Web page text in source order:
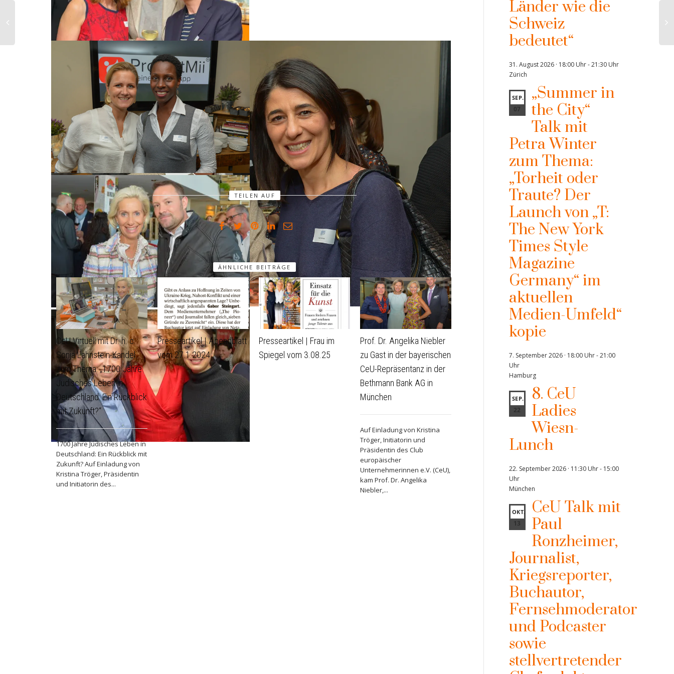
TEILEN AUF
ÄHNLICHE BEITRÄGE
CeU Virtuell mit Dr. h. c.
Sonja Lahnstein-Kandel
zum Thema: „1700 Jahre
Jüdisches Leben in
Deutschland: Ein Rückblick
mit Zukunft?“
1700 Jahre Jüdisches Leben in
Deutschland: Ein Rückblick mit
Zukunft? Auf Einladung von
Kristina Tröger, Präsidentin
und Initiatorin des...
Presseartikel | Abendblatt
vom 27.1.2024
Presseartikel | Frau im
Spiegel vom 3.08.25
Prof. Dr. Angelika Niebler
zu Gast in der bayerischen
CeU-Repräsentanz in der
Bethmann Bank AG in
München
Auf Einladung von Kristina
Tröger, Initiatorin und
Präsidentin des Club
europäischer
Unternehmerinnen e.V. (CeU),
kam Prof. Dr. Angelika
Niebler,...
Carsten Maschmeyer,
Finanzunternehmer,
Investor, Autor,
bekannter Juror aus der
„Höhle der Löwen“ beim
CeU-One-on-one zum
Thema „Welcher Weg
führt einen Unternehmer in
eine erfolgreiche Zukunft“.
Präsidentin und Initiatorin
des Club europäischer
Unternehmerinnen e.V. (CeU),
Kristina Tröger, kam Carsten
Finanzunternehmer,
SONNTAG vom 2.12.23
Länder wie die
Schweiz
bedeutet“
31. August 2026 · 18:00 Uhr-21:30 Uhr
Zürich
SEP.
07
„Summer in
the City“
Talk mit
Petra Winter
zum Thema:
„Torheit oder
Traute? Der
Launch von „T:
The New York
Times Style
Magazine
Germany“ im
aktuellen
Medien-Umfeld“
kopie
7. September 2026 · 18:00 Uhr-21:00
Uhr
Hamburg
SEP.
22
8. CeU
Ladies
Wiesn-
Lunch
22. September 2026 · 11:30 Uhr- 15:00
Uhr
München
OKT.
13
CeU Talk mit
Paul
Ronzheimer,
Journalist,
Kriegsreporter,
Buchautor,
Fernsehmoderator
und Podcaster
sowie
stellvertretender